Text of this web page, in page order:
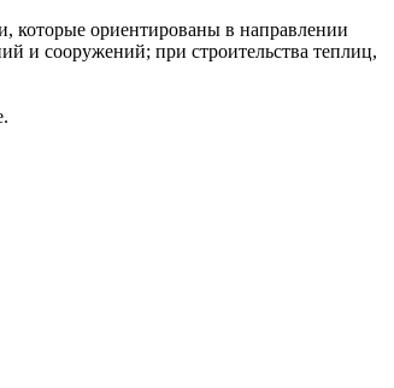
которые ориентированы в направлении
и сооружений; при строительства теплиц,